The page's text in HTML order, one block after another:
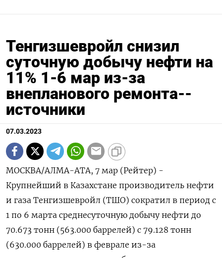
Тенгизшевройл снизил
суточную добычу нефти на
11% 1-6 мар из-за
внепланового ремонта--
источники
07.03.2023
МОСКВА/АЛМА-АТА, 7 мар (Рейтер) -
Крупнейший в Казахстане производитель нефти
и газа Тенгизшевройл (ТШО) сократил в период с
1 по 6 марта среднесуточную добычу нефти до
70.673 тонн (563.000 баррелей) с 79.128 тонн
(630.000 баррелей) в феврале из-за